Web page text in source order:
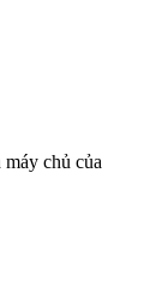
chủ của